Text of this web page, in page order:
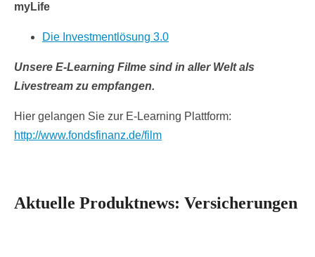
myLife
Die Investmentlösung 3.0
Unsere E-Learning Filme sind in aller Welt als
Livestream zu empfangen.
Hier gelangen Sie zur E-Learning Plattform:
http://www.fondsfinanz.de/film
Aktuelle Produktnews: Versicherungen